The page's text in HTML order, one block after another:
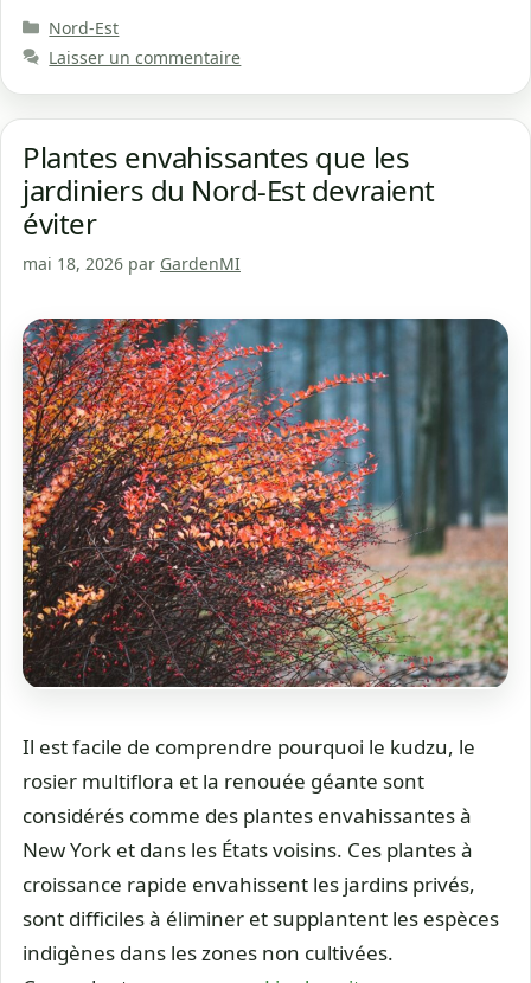
Catégories
Nord-Est
Laisser un commentaire
Plantes envahissantes que les
jardiniers du Nord-Est devraient
éviter
mai 18, 2026 par GardenMI
Il est facile de comprendre pourquoi le kudzu, le
rosier multiflora et la renouée géante sont
considérés comme des plantes envahissantes à
New York et dans les États voisins. Ces plantes à
croissance rapide envahissent les jardins privés,
sont difficiles à éliminer et supplantent les espèces
indigènes dans les zones non cultivées.